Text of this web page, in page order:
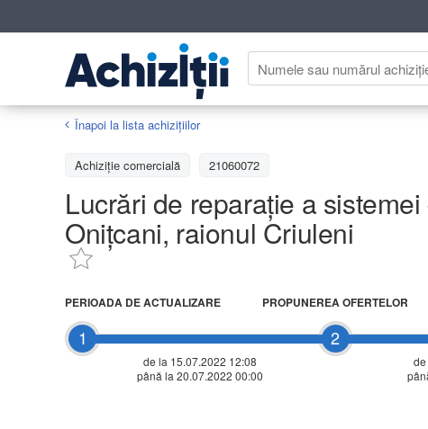
Înapoi la lista achiziţiilor
Achizițiе comercială 21060072
Lucrări de reparație a
Onițcani, raionul Criuleni
1
PERIOADA DE ACTUALIZARE
de la 15.07.2022 12:08
până la 20.07.2022 00:00
2
PROPUNEREA OFERTELOR